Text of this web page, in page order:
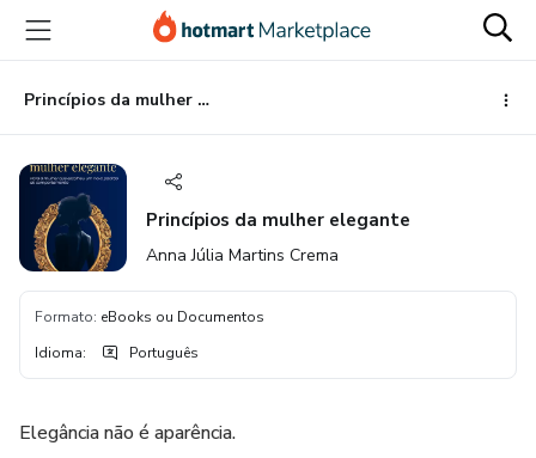
para
conteúdo
principal
para
pagamento
para
rodapé
Princípios da mulher elegante
Princípios da mulher elegante
Anna Júlia Martins Crema
Formato: eBooks ou Documentos
Idioma: Português
Elegância não é aparência.